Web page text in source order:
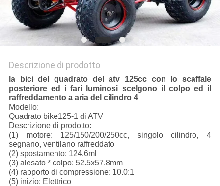
Descrizione di prodotto
la bici del quadrato del atv 125cc con lo scaffale
posteriore ed i fari luminosi scelgono il colpo ed il
raffreddamento a aria del cilindro 4
Modello:
Quadrato bike125-1 di ATV
Descrizione di prodotto:
(1) motore: 125/150/200/250cc, singolo cilindro, 4
segnano, ventilano raffreddato
(2) spostamento: 124.6ml
(3) alesato * colpo: 52.5x57.8mm
(4) rapporto di compressione: 10.0:1
(5) inizio: Elettrico